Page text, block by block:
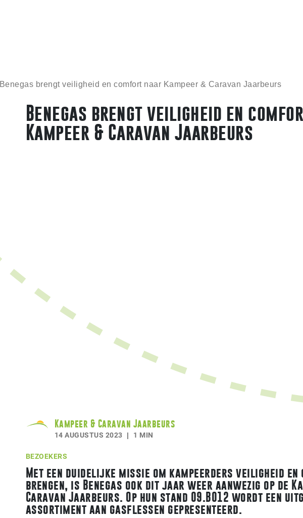
Benegas brengt veiligheid en comfort naar Kampeer & Caravan Jaarbeurs
Benegas brengt veiligheid en
Kampeer & Caravan Jaarbeurs
Kampeer & Caravan Jaarbeurs
14 AUGUSTUS 2023 1 MIN
BEZOEKERS
Met een duidelijke missie om kampeerders veiligheid
brengen, is Benegas ook dit jaar weer aanwezig op de
Caravan Jaarbeurs. Op hun stand 09.B012 wordt een
assortiment aan gasflessen gepresenteerd.